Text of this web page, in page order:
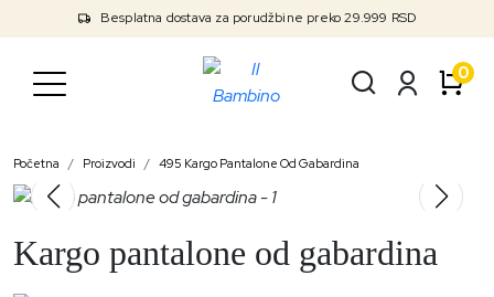
Besplatna dostava za porudžbine preko 29.999 RSD
0
Početna Proizvodi 495 Kargo Pantalone Od Gabardina
Kargo pantalone od gabardina